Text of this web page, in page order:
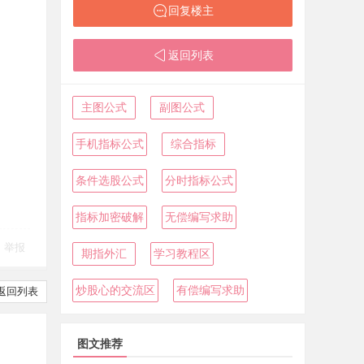
举报
回列表
回复楼主
返回列表
主图公式 副图公式
手机指标公式 综合指标
条件选股公式 分时指标公式
指标加密破解 无偿编写求助
期指外汇 学习教程区
炒股心的交流区 有偿编写求助
图文推荐